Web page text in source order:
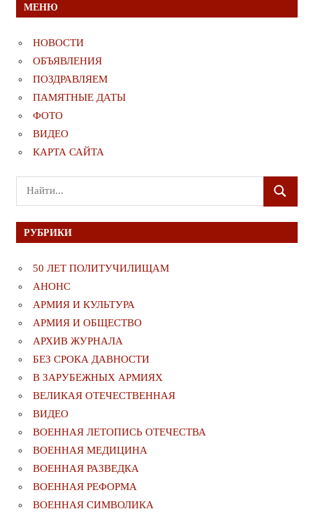
МЕНЮ
НОВОСТИ
ОБЪЯВЛЕНИЯ
ПОЗДРАВЛЯЕМ
ПАМЯТНЫЕ ДАТЫ
ФОТО
ВИДЕО
КАРТА САЙТА
Поиск
для:
ПОИСК
РУБРИКИ
50 ЛЕТ ПОЛИТУЧИЛИЩАМ
АНОНС
АРМИЯ И КУЛЬТУРА
АРМИЯ И ОБЩЕСТВО
АРХИВ ЖУРНАЛА
БЕЗ СРОКА ДАВНОСТИ
В ЗАРУБЕЖНЫХ АРМИЯХ
ВЕЛИКАЯ ОТЕЧЕСТВЕННАЯ
ВИДЕО
ВОЕННАЯ ЛЕТОПИСЬ ОТЕЧЕСТВА
ВОЕННАЯ МЕДИЦИНА
ВОЕННАЯ РАЗВЕДКА
ВОЕННАЯ РЕФОРМА
ВОЕННАЯ СИМВОЛИКА